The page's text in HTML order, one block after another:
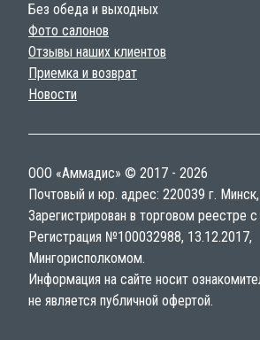
Без обеда и выходных
Фото салонов
Отзывы наших клиентов
Приемка и возврат
Новости
ООО «Аммадис» © 2017 - 2026
Почтовый и юр. адрес: 220039 г.
Зарегистрирован в торговом реестре
Регистрация №100032988, 13.12.2017,
Мингорисполкомом.
Информация на сайте носит
не является публичной офертой.